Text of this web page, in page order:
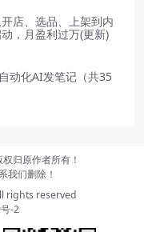
店、选品、上架到内
，月盈利过万(更新)
动化AI发笔记（共35
归原作者所有！
我们删除！
rights reserved
-2